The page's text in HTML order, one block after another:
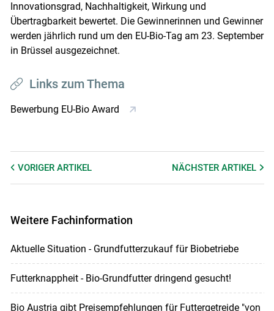
Innovationsgrad, Nachhaltigkeit, Wirkung und
Übertragbarkeit bewertet. Die Gewinnerinnen und Gewinner
werden jährlich rund um den EU-Bio-Tag am 23. September
in Brüssel ausgezeichnet.
Links zum Thema
Bewerbung EU-Bio Award
VORIGER ARTIKEL NÄCHSTERARTIKEL
Weitere Fachinformation
Aktuelle Situation - Grundfutterzukauf für Biobetriebe
Futterknappheit - Bio-Grundfutter dringend gesucht!
Bio Austria gibt Preisempfehlungen für Futtergetreide "von